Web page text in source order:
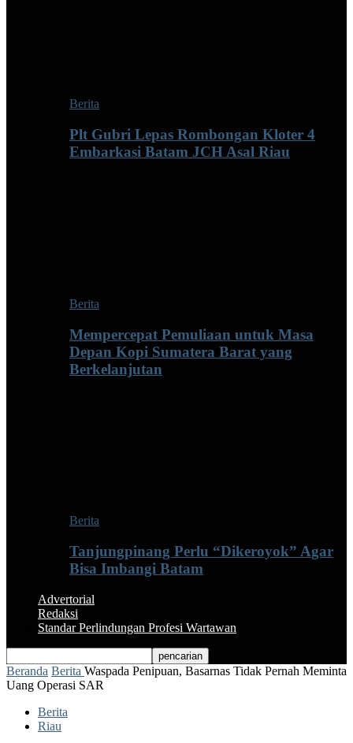
Berita
Plt Gubri Lepas Rombongan Kloter 4
Embarkasi Batam JCH Asal Riau
Berita
Mempercepat Pemuliaan untuk Masa
Depan Kopi Sumatera Barat yang
Berkelanjutan
Berita
Tanjungpinang Perlu “Dikeroyok” Agar
Bisa Imbangi Batam
Advertorial
Redaksi
Standar Perlindungan Profesi Wartawan
Beranda Berita Waspada Penipuan, Basarnas Tidak Pernah Meminta
Uang Operasi SAR
Berita
Riau